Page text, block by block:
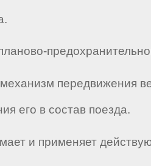
передвижения
его в состав поезда.
и применяет